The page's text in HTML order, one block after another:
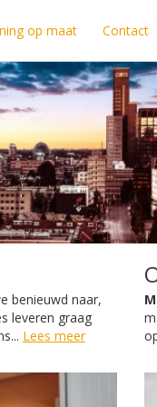
op maat Contact
benieuwd naar,
leveren graag
Lees meer